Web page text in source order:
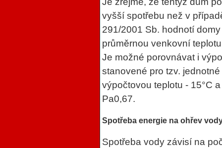
vyšší spotřebu než v
291/2001 Sb. hodnotí
průměrnou venkovní
Je možné porovnávat i
stanovené pro tzv.
výpočtovou teplotu - 15°C
Pa0,67.
Spotřeba energie na ohřev
Spotřeba vody závisí na